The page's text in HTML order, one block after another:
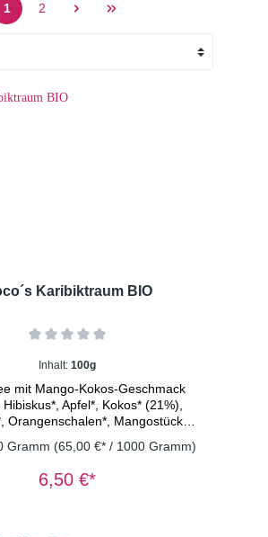
1 2
Karibiktraum BIO
Inhalt: 100g
mit Mango-Kokos-Geschmack
Apfel*, Kokos* (21%),
Orangenschalen*, Mangostücke*,
natürliches Maracuja Aroma,
Gramm (65,00 €* / 1000 Gramm)
6,50 €*